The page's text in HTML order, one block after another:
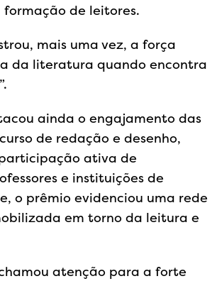
de leitores.
mais uma vez, a força
da literatura quando encontra
ainda o engajamento das
de redação e desenho,
ativa de
e instituições de
o prêmio evidenciou uma rede
em torno da leitura e
atenção para a forte